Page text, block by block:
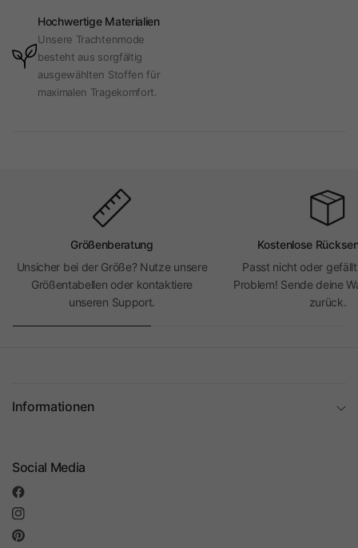
Hochwertige Materialien
Unsere Trachtenmode
besteht aus sorgfältig
ausgewählten Stoffen für
maximalen Tragekomfort.
Größenberatung
Unsicher bei der Größe? Nutze unsere
Größentabellen oder kontaktiere
unseren Support.
Kostenlose
Passt nicht oder
Problem! Sende deine
zurück.
Informationen
Social Media